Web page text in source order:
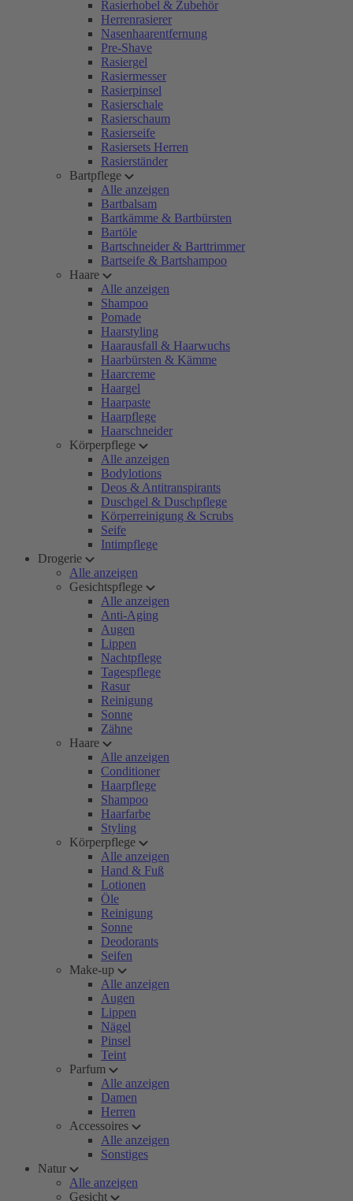
Rasierhobel & Zubehör
Herrenrasierer
Nasenhaarentfernung
Pre-Shave
Rasiergel
Rasiermesser
Rasierpinsel
Rasierschale
Rasierschaum
Rasierseife
Rasiersets Herren
Rasierständer
Bartpflege
Alle anzeigen
Bartbalsam
Bartkämme & Bartbürsten
Bartöle
Bartschneider & Barttrimmer
Bartseife & Bartshampoo
Haare
Alle anzeigen
Shampoo
Pomade
Haarstyling
Haarausfall & Haarwuchs
Haarbürsten & Kämme
Haarcreme
Haargel
Haarpaste
Haarpflege
Haarschneider
Körperpflege
Alle anzeigen
Bodylotions
Deos & Antitranspirants
Duschgel & Duschpflege
Körperreinigung & Scrubs
Seife
Intimpflege
Drogerie
Alle anzeigen
Gesichtspflege
Alle anzeigen
Anti-Aging
Augen
Lippen
Nachtpflege
Tagespflege
Rasur
Reinigung
Sonne
Zähne
Haare
Alle anzeigen
Conditioner
Haarpflege
Shampoo
Haarfarbe
Styling
Körperpflege
Alle anzeigen
Hand & Fuß
Lotionen
Öle
Reinigung
Sonne
Deodorants
Seifen
Make-up
Alle anzeigen
Augen
Lippen
Nägel
Pinsel
Teint
Parfum
Alle anzeigen
Damen
Herren
Accessoires
Alle anzeigen
Sonstiges
Natur
Alle anzeigen
Gesicht